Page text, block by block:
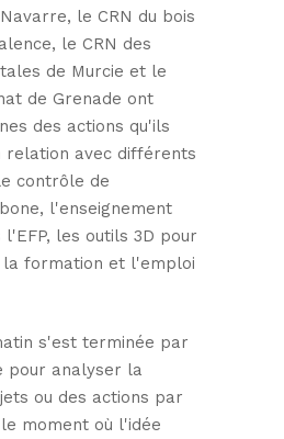
le CRN du bois
le CRN des
de Murcie et le
de Grenade ont
des actions qu'ils
relation avec différents
contrôle de
l'enseignement
l'EFP, les outils 3D pour
formation et l'emploi
s'est terminée par
pour analyser la
ou des actions par
moment où l'idée